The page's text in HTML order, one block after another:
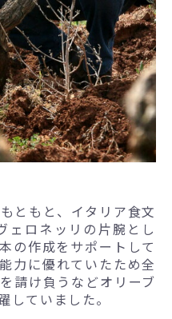
ともと、イタリア食文
ェロネッリの片腕とし
の作成をサポートして
力に優れていたため全
請け負うなどオリーブ
していました。